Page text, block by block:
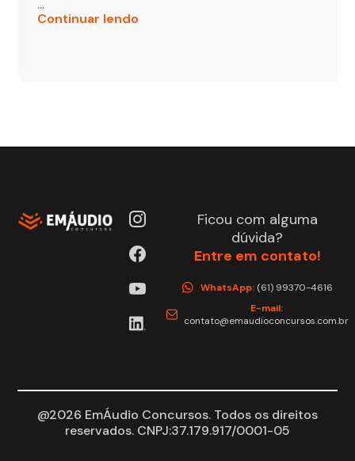
...
Continuar lendo
Ficou com alguma
dúvida?
Entre em contato!
WhatsApp: (61) 99370-4616
E-mail:
contato@emaudioconcursos.com.br
@2026 EmÁudio Concursos. Todos os direitos
reservados. CNPJ:37.179.917/0001-05